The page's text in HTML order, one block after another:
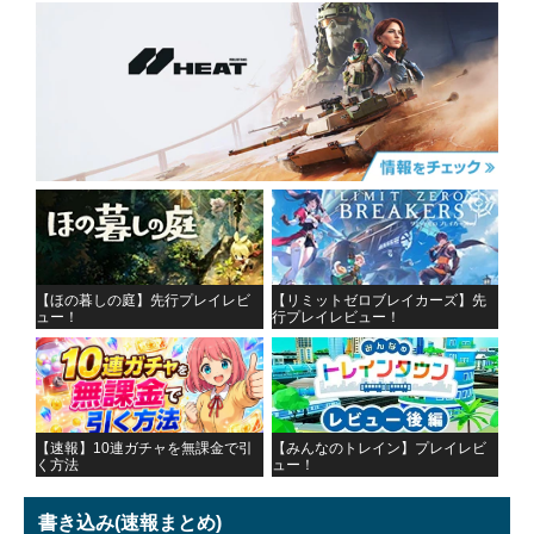
【ほの暮しの庭】先行プレイレビ
ュー！
【リミットゼロブレイカーズ】先
行プレイレビュー！
【速報】10連ガチャを無課金で引
く方法
【みんなのトレイン】プレイレビ
ュー！
書き込み(速報まとめ)